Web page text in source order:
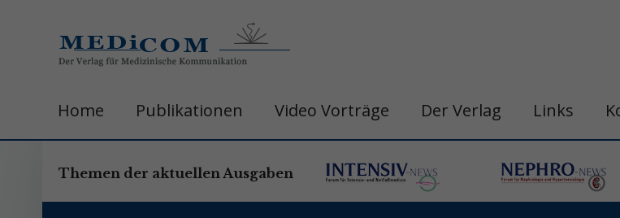
Home Publikationen Video Vorträge Der Verlag Links
Themen der aktuellen Ausgaben